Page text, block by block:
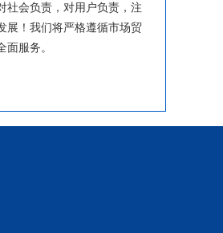
会负责，对用户负责，注
展！我们将严格遵循市场贸
服务。